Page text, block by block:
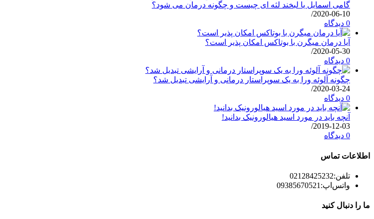
گامی اسمایل یا لبخند لثه ای چیست و چگونه درمان می شود؟
2020-06-10
/
0 دیدگاه
آیا درمان میگرن با بوتاکس امکان پذیر است؟
2020-05-30
/
0 دیدگاه
چگونه آلوئه ورا به یک سوپراستار درمانی و آرایشی تبدیل شد؟
2020-03-24
/
0 دیدگاه
آنچه باید در مورد اسید هیالورونیک بدانید!
2019-12-03
/
0 دیدگاه
اطلاعات تماس
تلفن:02128425232
واتس‌اپ: 09385670521
ما را دنبال کنید